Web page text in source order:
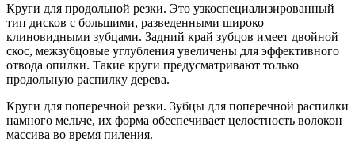
Круги для продольной резки. Это узкоспециализированный
тип дисков с большими, разведенными широко
клиновидными зубцами. Задний край зубцов имеет двойной
скос, межзубцовые углубления увеличены для эффективного
отвода опилки. Такие круги предусматривают только
продольную распилку дерева.
Круги для поперечной резки. Зубцы для поперечной распилки
намного мельче, их форма обеспечивает целостность волокон
массива во время пиления.